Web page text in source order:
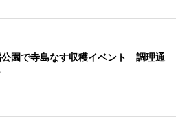
園で寺島なす収穫イベント 調理通